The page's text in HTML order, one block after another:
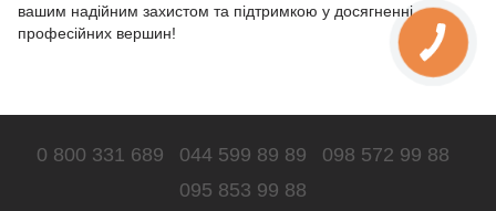
вашим надійним захистом та підтримкою у досягненні
професійних вершин!
0 800 331 689 044 599 89 89
098 572 99 88
095 853 99 88